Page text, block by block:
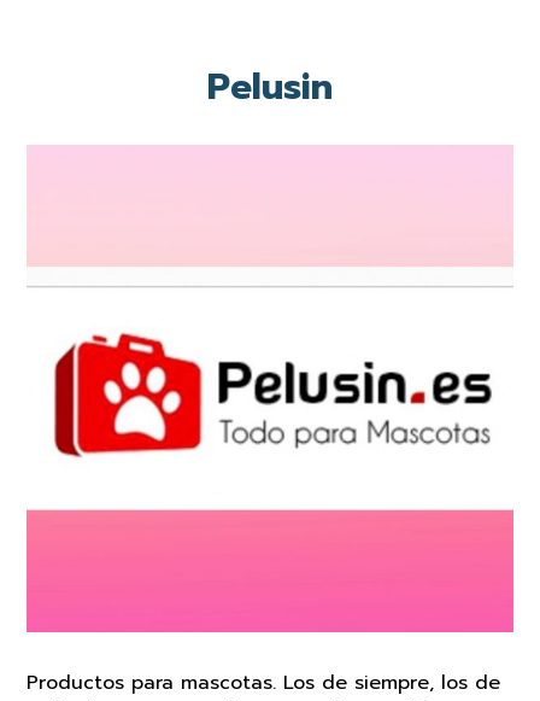
Pelusin
Productos para mascotas. Los de siempre, los de